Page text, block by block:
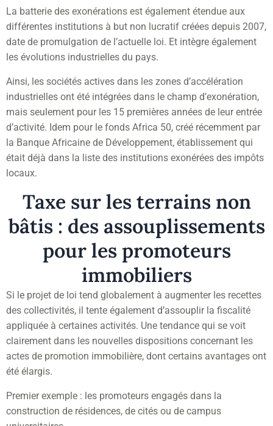
La batterie des exonérations est également étendue aux
différentes institutions à but non lucratif créées depuis 2007,
date de promulgation de l’actuelle loi. Et intègre également
les évolutions industrielles du pays.
Ainsi, les sociétés actives dans les zones d’accélération
industrielles ont été intégrées dans le champ d’exonération,
mais seulement pour les 15 premières années de leur entrée
d’activité. Idem pour le fonds Africa 50, créé récemment par
la Banque Africaine de Développement, établissement qui
était déjà dans la liste des institutions exonérées des impôts
locaux.
Taxe sur les terrains non
bâtis : des assouplissements
pour les promoteurs
immobiliers
Si le projet de loi tend globalement à augmenter les recettes
des collectivités, il tente également d’assouplir la fiscalité
appliquée à certaines activités. Une tendance qui se voit
clairement dans les nouvelles dispositions concernant les
actes de promotion immobilière, dont certains avantages ont
été élargis.
Premier exemple : les promoteurs engagés dans la
construction de résidences, de cités ou de campus